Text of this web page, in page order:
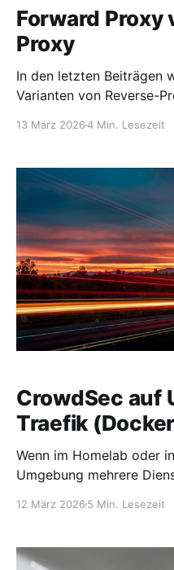
Forward Proxy
Proxy
In den letzten Beiträgen
Varianten von Reverse-
Den Unterschied
Artikel aufzuklären. Proxy-Server gehören zu den
grundlegenden
Infrastrukturen. Sie
13 März 20264 Min. Lesezeit
CrowdSec auf
Traefik
Wenn im Homelab oder
Umgebung mehrere
Schutzschicht gegen
den Ports 80 und 443
12 März 2026 5 Min. Lesezeit